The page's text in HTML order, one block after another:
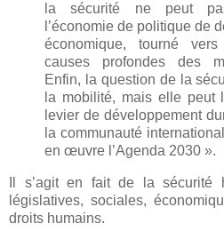
la sécurité ne peut
l’économie de politique de
économique, tourné
causes profondes des
Enfin, la question de la
la mobilité, mais elle peut
levier de développement
la communauté
en œuvre l’Agenda 2030 ».
Il s’agit en fait de la sécurité
législatives, sociales,
droits humains.